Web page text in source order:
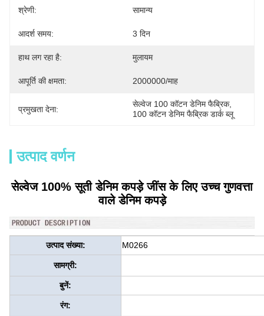
श्रेणी: सामान्य
आदर्श समय: 3 दिन
हाथ लग रहा है: मुलायम
आपूर्ति की क्षमता: 2000000/माह
प्रमुखता देना:
सेल्वेज 100 कॉटन डेनिम फैब्रिक,
100 कॉटन डेनिम फैब्रिक डार्क ब्लू
उत्पाद वर्णन
सेल्वेज 100% सूती डेनिम कपड़े जींस के लिए उच्च गुणवत्ता
वाले डेनिम कपड़े
उत्पाद संख्या: M0266
सामग्री:
बुनें:
रंग: